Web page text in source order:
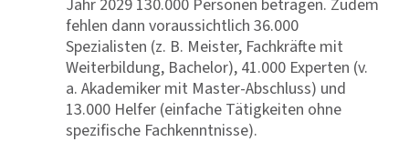
fehlen dann voraussichtlich 36.000
Spezialisten (z. B. Meister, Fachkräfte mit
Weiterbildung, Bachelor), 41.000 Experten (v.
a. Akademiker mit Master-Abschluss) und
13.000 Helfer (einfache Tätigkeiten ohne
spezifische Fachkenntnisse).